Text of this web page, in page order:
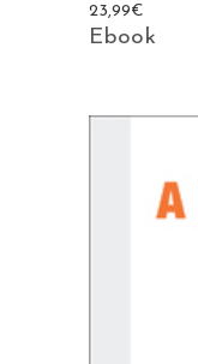
23,99€
Ebook